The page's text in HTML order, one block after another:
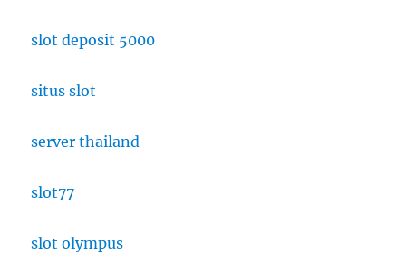
slot deposit 5000
situs slot
server thailand
slot77
slot olympus